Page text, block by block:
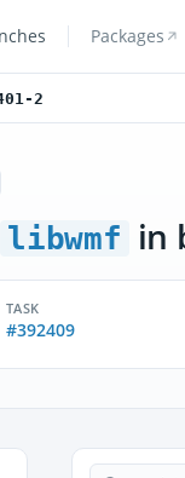
Packages
2
libwmf in
TASK
#392409